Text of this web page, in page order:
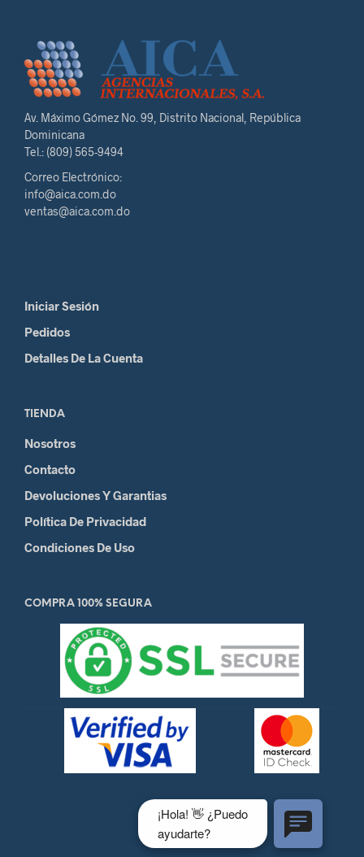
Av. Máximo Gómez No. 99, Distrito Nacional, República
Dominicana
Tel.: (809) 565-9494
Correo Electrónico:
info@aica.com.do
ventas@aica.com.do
Iniciar Sesión
Pedidos
Detalles De La Cuenta
TIENDA
Nosotros
Contacto
Devoluciones Y Garantias
Política De Privacidad
Condiciones De Uso
COMPRA 100% SEGURA